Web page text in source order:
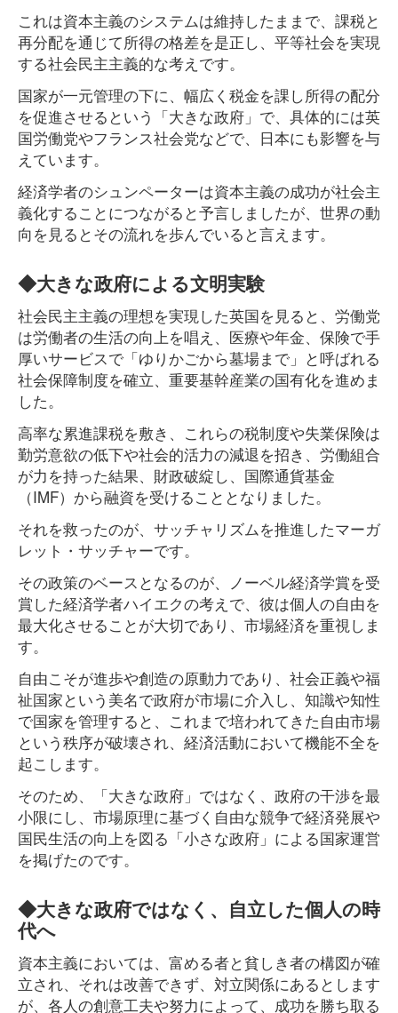
これは資本主義のシステムは維持したままで、課税と
再分配を通じて所得の格差を是正し、平等社会を実現
する社会民主主義的な考えです。
国家が一元管理の下に、幅広く税金を課し所得の配分
を促進させるという「大きな政府」で、具体的には英
国労働党やフランス社会党などで、日本にも影響を与
えています。
経済学者のシュンペーターは資本主義の成功が社会主
義化することにつながると予言しましたが、世界の動
向を見るとその流れを歩んでいると言えます。
◆大きな政府による文明実験
社会民主主義の理想を実現した英国を見ると、労働党
は労働者の生活の向上を唱え、医療や年金、保険で手
厚いサービスで「ゆりかごから墓場まで」と呼ばれる
社会保障制度を確立、重要基幹産業の国有化を進めま
した。
高率な累進課税を敷き、これらの税制度や失業保険は
勤労意欲の低下や社会的活力の減退を招き、労働組合
が力を持った結果、財政破綻し、国際通貨基金
（IMF）から融資を受けることとなりました。
それを救ったのが、サッチャリズムを推進したマーガ
レット・サッチャーです。
その政策のベースとなるのが、ノーベル経済学賞を受
賞した経済学者ハイエクの考えで、彼は個人の自由を
最大化させることが大切であり、市場経済を重視しま
す。
自由こそが進歩や創造の原動力であり、社会正義や福
祉国家という美名で政府が市場に介入し、知識や知性
で国家を管理すると、これまで培われてきた自由市場
という秩序が破壊され、経済活動において機能不全を
起こします。
そのため、「大きな政府」ではなく、政府の干渉を最
小限にし、市場原理に基づく自由な競争で経済発展や
国民生活の向上を図る「小さな政府」による国家運営
を掲げたのです。
◆大きな政府ではなく、自立した個人の時
代へ
資本主義においては、富める者と貧しき者の構図が確
立され、それは改善できず、対立関係にあるとします
が、各人の創意工夫や努力によって、成功を勝ち取る